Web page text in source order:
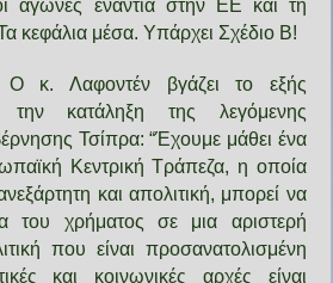
αγώνες ενάντια στην ΕΕ και τη
κεφάλια μέσα. Υπάρχει Σχέδιο Β!
κ. Λαφοντέν βγάζει το εξής
κατάληξη της λεγόμενης
Τσίπρα: “Έχουμε μάθει ένα
Κεντρική Τράπεζα, η οποία
ανεξάρτητη και απολιτική, μπορεί να
του χρήματος σε μια αριστερή
που είναι προσανατολισμένη
και κοινωνικές αρχές είναι